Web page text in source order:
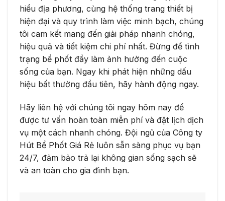
hiểu địa phương, cùng hệ thống trang thiết bị
hiện đại và quy trình làm việc minh bạch, chúng
tôi cam kết mang đến giải pháp nhanh chóng,
hiệu quả và tiết kiệm chi phí nhất. Đừng để tình
trạng bể phốt đầy làm ảnh hưởng đến cuộc
sống của bạn. Ngay khi phát hiện những dấu
hiệu bất thường đầu tiên, hãy hành động ngay.
Hãy liên hệ với chúng tôi ngay hôm nay để
được tư vấn hoàn toàn miễn phí và đặt lịch dịch
vụ một cách nhanh chóng. Đội ngũ của Công ty
Hút Bể Phốt Giá Rẻ luôn sẵn sàng phục vụ bạn
24/7, đảm bảo trả lại không gian sống sạch sẽ
và an toàn cho gia đình bạn.